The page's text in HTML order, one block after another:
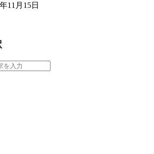
11月15日